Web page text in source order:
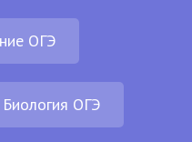
ОГЭ
Биология ОГЭ